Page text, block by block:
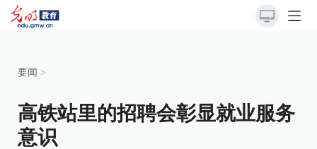
要闻 >
高铁站里的招聘会彰显就业服务
意识